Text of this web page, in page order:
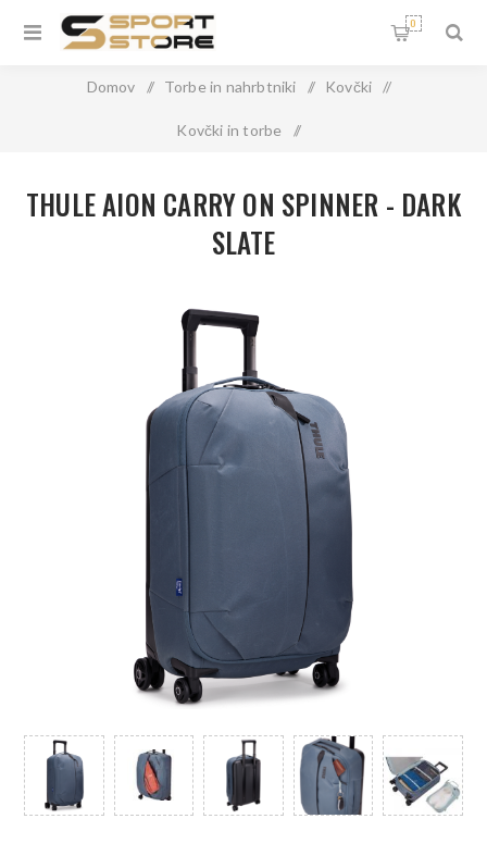
0
Domov / Torbe in nahrbtniki / Kovčki /
Kovčki in torbe /
THULE AION CARRY ON SPINNER - DARK
SLATE